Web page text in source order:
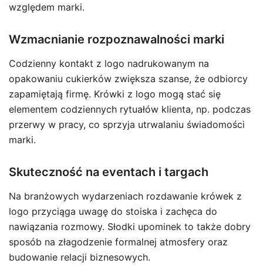
względem marki.
Wzmacnianie rozpoznawalności marki
Codzienny kontakt z logo nadrukowanym na
opakowaniu cukierków zwiększa szanse, że odbiorcy
zapamiętają firmę. Krówki z logo mogą stać się
elementem codziennych rytuałów klienta, np. podczas
przerwy w pracy, co sprzyja utrwalaniu świadomości
marki.
Skuteczność na eventach i targach
Na branżowych wydarzeniach rozdawanie krówek z
logo przyciąga uwagę do stoiska i zachęca do
nawiązania rozmowy. Słodki upominek to także dobry
sposób na złagodzenie formalnej atmosfery oraz
budowanie relacji biznesowych.